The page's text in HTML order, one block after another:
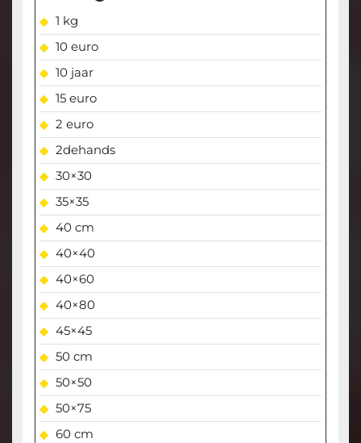
1 kg
10 euro
10 jaar
15 euro
2 euro
2dehands
30×30
35×35
40 cm
40×40
40×60
40×80
45×45
50 cm
50×50
50×75
60 cm